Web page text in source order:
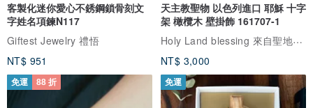
客製化迷你愛心不銹鋼鎖骨刻文
字姓名項鍊N117
Giftest Jewelry 禮悟
NT$ 951
天主教聖物 以色列進口 耶穌 十字
架 橄欖木 壁掛飾 161707-1
Holy Land blessing 來自聖地的祝福
NT$ 3,000
免運 88 折 免運